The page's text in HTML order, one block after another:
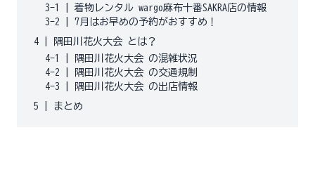
3-1
着物レンタル wargo麻布十番SAKRA店の情報
3-2
7月はお早めの予約がおすすめ！
4
隅田川花火大会 とは？
4-1
隅田川花火大会 の混雑状況
4-2
隅田川花火大会 の交通規制
4-3
隅田川花火大会 の出店情報
5
まとめ